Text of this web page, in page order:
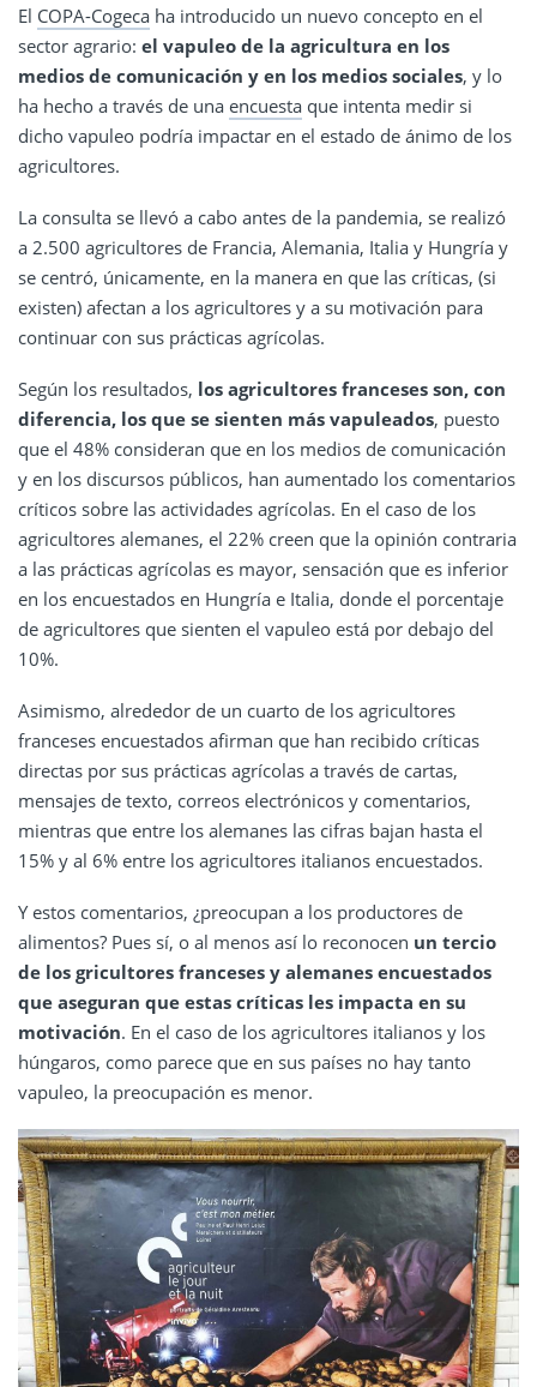
El COPA-Cogeca ha introducido un nuevo concepto en el
sector agrario: el vapuleo de la agricultura en los
medios de comunicación y en los medios sociales, y lo
ha hecho a través de una encuesta que intenta medir si
dicho vapuleo podría impactar en el estado de ánimo de los
agricultores.
La consulta se llevó a cabo antes de la pandemia, se realizó
a 2.500 agricultores de Francia, Alemania, Italia y Hungría y
se centró, únicamente, en la manera en que las críticas, (si
existen) afectan a los agricultores y a su motivación para
continuar con sus prácticas agrícolas.
Según los resultados, los agricultores franceses son, con
diferencia, los que se sienten más vapuleados, puesto
que el 48% consideran que en los medios de comunicación
y en los discursos públicos, han aumentado los comentarios
críticos sobre las actividades agrícolas. En el caso de los
agricultores alemanes, el 22% creen que la opinión contraria
a las prácticas agrícolas es mayor, sensación que es inferior
en los encuestados en Hungría e Italia, donde el porcentaje
de agricultores que sienten el vapuleo está por debajo del
10%.
Asimismo, alrededor de un cuarto de los agricultores
franceses encuestados afirman que han recibido críticas
directas por sus prácticas agrícolas a través de cartas,
mensajes de texto, correos electrónicos y comentarios,
mientras que entre los alemanes las cifras bajan hasta el
15% y al 6% entre los agricultores italianos encuestados.
Y estos comentarios, ¿preocupan a los productores de
alimentos? Pues sí, o al menos así lo reconocen un tercio
de los gricultores franceses y alemanes encuestados
que aseguran que estas críticas les impacta en su
motivación. En el caso de los agricultores italianos y los
húngaros, como parece que en sus países no hay tanto
vapuleo, la preocupación es menor.